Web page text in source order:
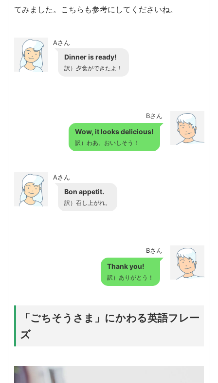
てみました。こちらも参考にしてくださいね。
Aさん
Dinner is ready!
訳） 夕食ができたよ！
Bさん
Wow, it looks delicious!
訳）わあ、おいしそう！
Aさん
Bon appetit.
訳）召し上がれ。
Bさん
Thank you!
訳）ありがとう！
「ごちそうさま」にかわる英語フレー
ズ